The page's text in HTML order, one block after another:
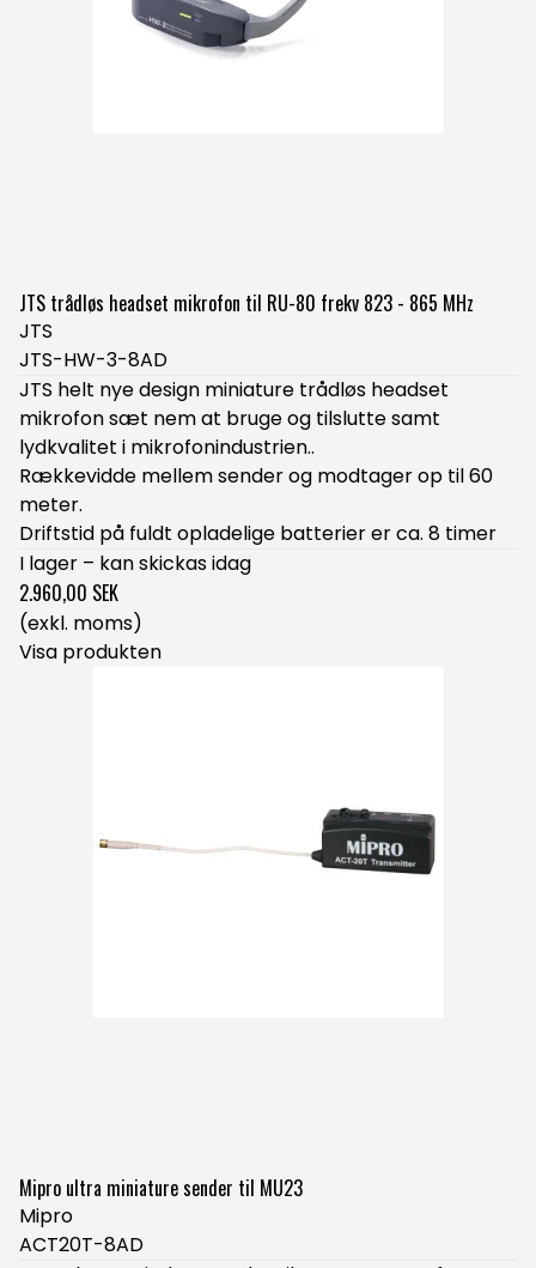
JTS trådløs headset mikrofon til RU-80 frekv 823 - 865 MHz
JTS
JTS-HW-3-8AD
JTS helt nye design miniature trådløs headset
mikrofon sæt nem at bruge og tilslutte samt
lydkvalitet i mikrofonindustrien..
Rækkevidde mellem sender og modtager op til 60
meter.
Driftstid på fuldt opladelige batterier er ca. 8 timer
I lager – kan skickas idag
2.960,00 SEK
(exkl. moms)
Visa produkten
Mipro ultra miniature sender til MU23
Mipro
ACT20T-8AD